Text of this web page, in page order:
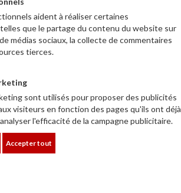
aident à réaliser certaines
que le partage du contenu du website sur
médias sociaux, la collecte de commentaires
tierces.
sont utilisés pour proposer des publicités
visiteurs en fonction des pages qu'ils ont déjà
l'efficacité de la campagne publicitaire.
Accepter tout